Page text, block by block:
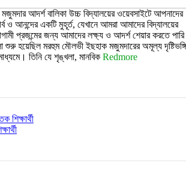
আদর্শ বালিকা উচ্চ বিদ্যালয়ের ওয়েবসাইটে আপনাদের
ও আনন্দের একটি মুহূর্ত, যেখানে আমরা আমাদের বিদ্যালয়ের
প্রজন্মের জন্য আমাদের লক্ষ্য ও আদর্শ শেয়ার করতে
শুরু হয়েছিল মরহুম মৌলভী ইছহাক মজুমদারের অমূল্য দৃষ্টিভঙ্গি
তিনি যে শৃঙ্খলা, মানবিক Redmore
শিক্ষার্থী